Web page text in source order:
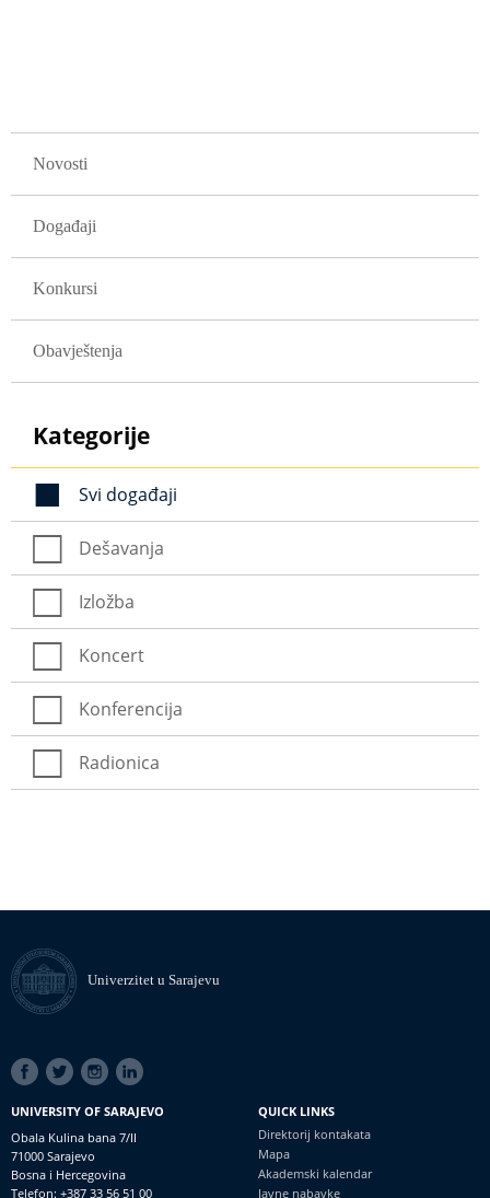
Novosti
Događaji
Konkursi
Obavještenja
Kategorije
Svi događaji
Dešavanja
Izložba
Koncert
Konferencija
Radionica
Univerzitet u Sarajevu
SOCIAL
LINKS
UNIVERSITY OF SARAJEVO
Obala Kulina bana 7/II
71000 Sarajevo
Bosna i Hercegovina
Telefon: +387 33 56 51 00
QUICK LINKS
Direktorij kontakata
Mapa
Akademski kalendar
Javne nabavke